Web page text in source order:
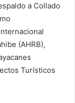
a Collado
(AHRB),
Turísticos